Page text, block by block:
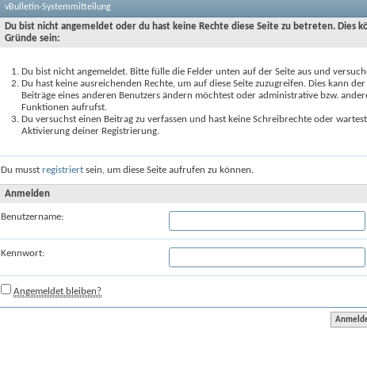
vBulletin-Systemmitteilung
Du bist nicht angemeldet oder du hast keine Rechte diese Seite zu betreten. Dies
Gründe sein:
Du bist nicht angemeldet. Bitte fülle die Felder unten auf der Seite aus und
Du hast keine ausreichenden Rechte, um auf diese Seite zuzugreifen. Dies kann
Beiträge eines anderen Benutzers ändern möchtest oder administrative bzw.
Funktionen aufrufst.
Du versuchst einen Beitrag zu verfassen und hast keine Schreibrechte oder
Aktivierung deiner Registrierung.
Du musst registriert sein, um diese Seite aufrufen zu können.
Anmelden
Benutzername:
Kennwort:
Angemeldet bleiben?